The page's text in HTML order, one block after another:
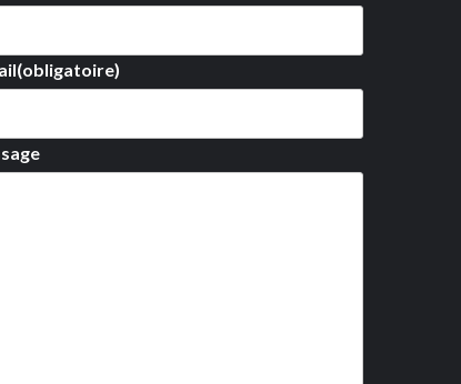
(obligatoire)